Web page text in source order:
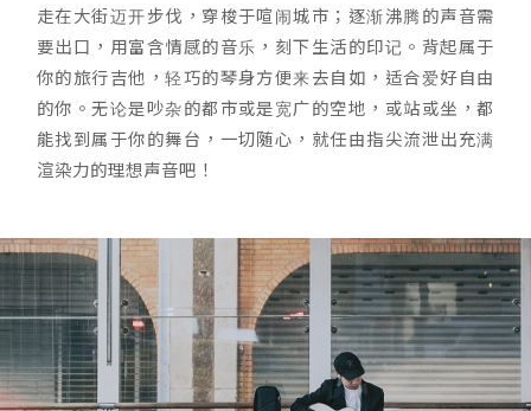
走在大街迈开步伐，穿梭于喧闹城市；逐渐沸腾的声音需
要出口，用富含情感的音乐，刻下生活的印记。背起属于
你的旅行吉他，轻巧的琴身方便来去自如，适合爱好自由
的你。无论是吵杂的都市或是宽广的空地，或站或坐，都
能找到属于你的舞台，一切随心，就任由指尖流泄出充满
渲染力的理想声音吧！